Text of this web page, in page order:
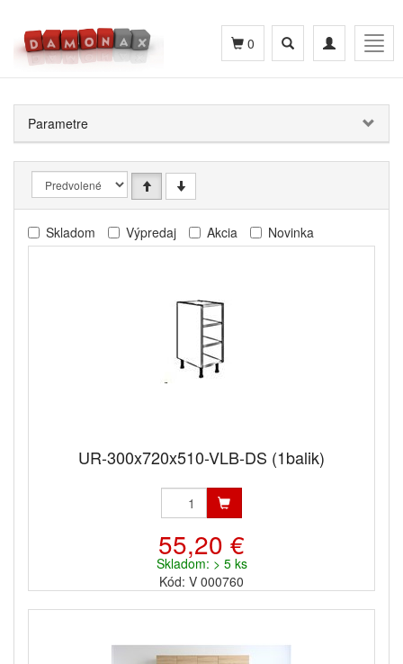
Toggle
navigation
Toggle
search
0
Parametre
Skladom Výpredaj Akcia Novinka
UR-300x720x510-VLB-DS (1balik)
55,20 €
Skladom: > 5 ks
Kód: V 000760